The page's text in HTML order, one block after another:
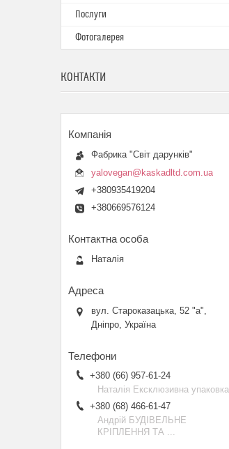
Послуги
Фотогалерея
КОНТАКТИ
Фабрика "Світ дарунків"
yalovegan@kaskadltd.com.ua
+380935419204
+380669576124
Наталія
вул. Староказацька, 52 "а",
Дніпро, Україна
+380 (66) 957-61-24
Наталія Ексклюзивна упаковка
+380 (68) 466-61-47
Андрій БУДІВЕЛЬНЕ
КРІПЛЕННЯ ТА ...